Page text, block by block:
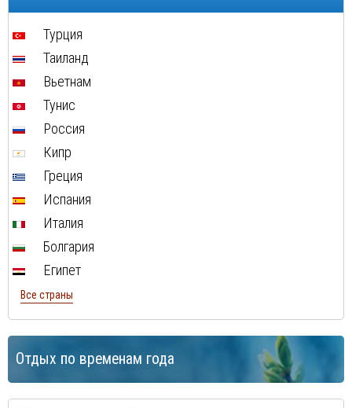
Турция
Таиланд
Вьетнам
Тунис
Россия
Кипр
Греция
Испания
Италия
Болгария
Египет
Все страны
Отдых по временам года